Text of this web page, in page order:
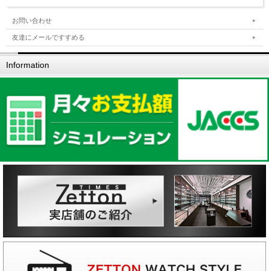
お問い合わせ
友達にメールですすめる
Information